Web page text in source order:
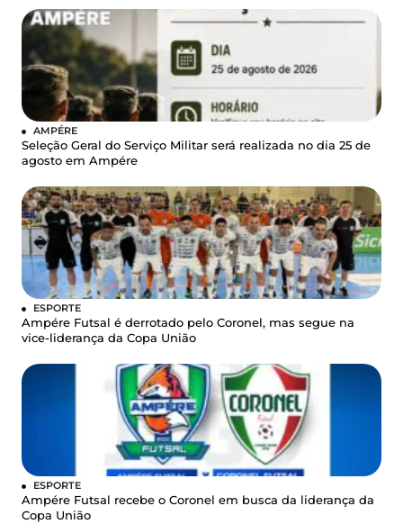
AMPÉRE
Seleção Geral do Serviço Militar será realizada no dia 25 de
agosto em Ampére
ESPORTE
Ampére Futsal é derrotado pelo Coronel, mas segue na
vice-liderança da Copa União
ESPORTE
Ampére Futsal recebe o Coronel em busca da liderança da
Copa União